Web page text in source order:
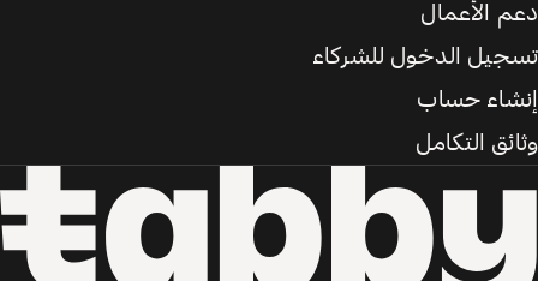
دعم الأعمال
تسجيل الدخول للشركاء
إنشاء حساب
وثائق التكامل